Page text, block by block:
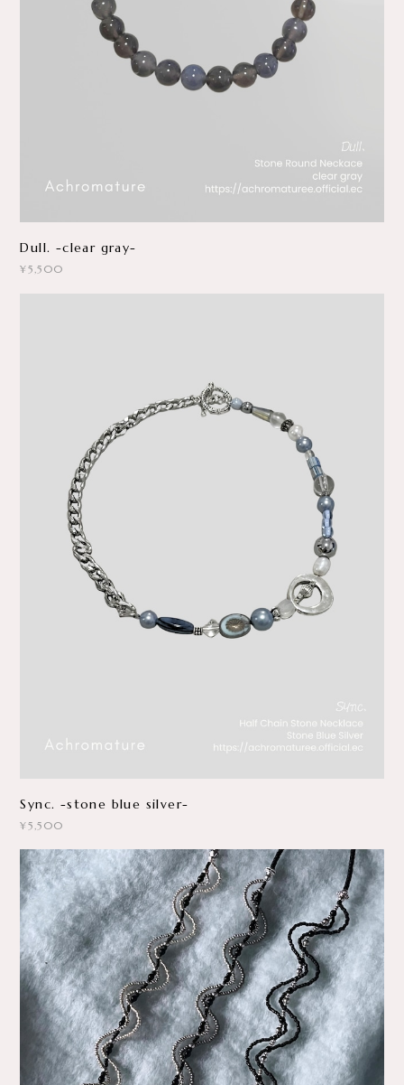
Dull. -clear gray-
¥5,500
Sync. -stone blue silver-
¥5,500